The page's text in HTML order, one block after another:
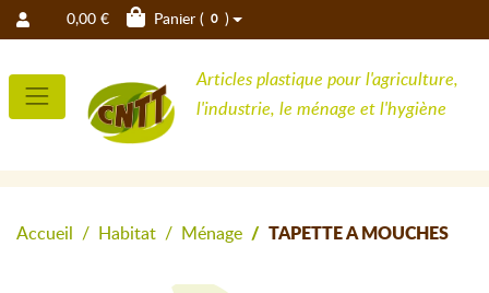
0,00 € Panier ( 0 )
Articles plastique pour l'agriculture,
l'industrie, le ménage et l'hygiène
Accueil Habitat Ménage TAPETTE A MOUCHES